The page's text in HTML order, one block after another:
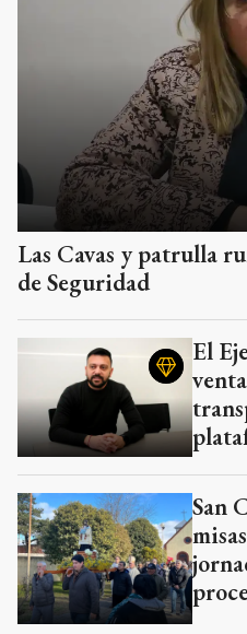
Las Cavas y patrulla
de Seguridad
El
San